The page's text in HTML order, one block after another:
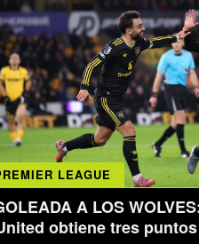
LEAGUE
A LOS
obtiene tres